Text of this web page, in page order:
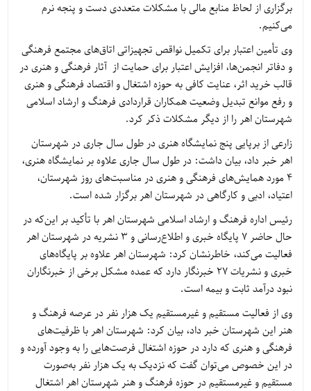
برگزاری از لحاظ منابع مالی با مشکلات متعددی دست و پنجه نرم
می‌کنیم.
وی تأمین اعتبار برای تکمیل نواقص تجهیزاتی اتاق‌های مجتمع فرهنگی
و دفاتر انجمن‌ها، افزایش اعتبار برای حمایت از آثار فرهنگی و هنری در
قالب خرید اثر، عنایت کافی به حوزه اشتغال و اقتصاد فرهنگی و هنری
و رفع موانع تبدیل وضعیت همکاران قراردادی فرهنگ و ارشاد اسلامی
شهرستان اهر را از دیگر مشکلات ذکر کرد.
زارعی از برپایی پنج نمایشگاه هنری در طول سال جاری در شهرستان
اهر خبر داد، بیان داشت: در طول سال جاری علاوه بر نمایشگاه هنری،
4 مورد همایش‌های فرهنگی و هنری در مناسبت‌های روز شهرستان،
اعتیاد، ادبی و کارگاهی در شهرستان اهر برگزار شده است.
رئیس اداره فرهنگ و ارشاد اسلامی شهرستان اهر با تأکید بر این‌که در
حال حاضر 7 پایگاه خبری و اطلاع‌رسانی و 3 نشریه در شهرستان اهر
فعالیت می‌کند، خاطرنشان کرد: شهرستان اهر علاوه بر پایگاه‌های
خبری و نشریات 27 خبرنگار دارد که عمده مشکل برخی از خبرنگاران
نبود درآمد ثابت و بیمه است.
وی از فعالیت مستقیم و غیرمستقیم یک هزار نفر در عرصه فرهنگ و
هنر این شهرستان خبر داد، بیان کرد: شهرستان اهر با ظرفیت‌های
فرهنگی و هنری که دارد در حوزه اشتغال فرصت‌هایی را به وجود آورده و
در این خصوص می‌توان گفت که نزدیک به یک هزار نفر به‌صورت
مستقیم و غیرمستقیم در حوزه فرهنگ و هنر شهرستان اهر اشتغال